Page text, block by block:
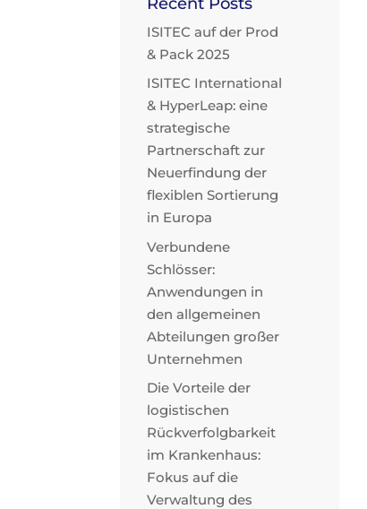
ISITEC auf der Prod
& Pack 2025
ISITEC International
& HyperLeap: eine
strategische
Partnerschaft zur
Neuerfindung der
flexiblen Sortierung
in Europa
Verbundene
Schlösser:
Anwendungen in
den allgemeinen
Abteilungen großer
Unternehmen
Die Vorteile der
logistischen
Rückverfolgbarkeit
im Krankenhaus:
Fokus auf die
Verwaltung des